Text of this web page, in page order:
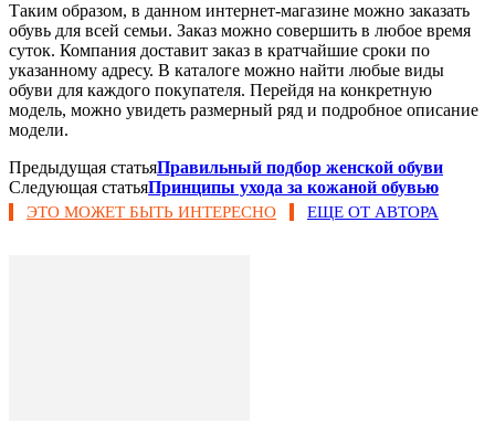
Таким образом, в данном интернет-магазине можно заказать
обувь для всей семьи. Заказ можно совершить в любое время
суток. Компания доставит заказ в кратчайшие сроки по
указанному адресу. В каталоге можно найти любые виды
обуви для каждого покупателя. Перейдя на конкретную
модель, можно увидеть размерный ряд и подробное описание
модели.
Предыдущая статьяПравильный подбор женской обуви
Следующая статьяПринципы ухода за кожаной обувью
ЭТО МОЖЕТ БЫТЬ ИНТЕРЕСНО ЕЩЕ ОТ АВТОРА